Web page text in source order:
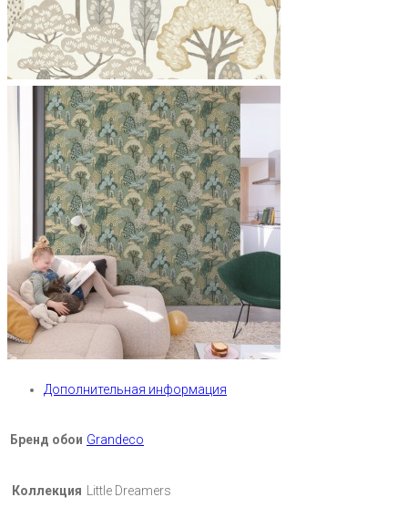
Дополнительная информация
Бренд обои Grandeco
Коллекция Little Dreamers